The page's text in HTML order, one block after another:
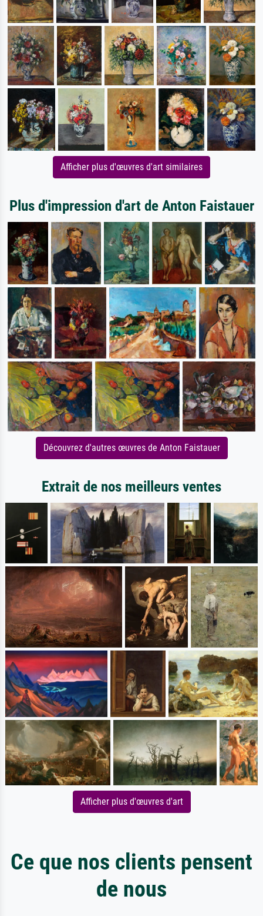
Afficher plus d'œuvres d'art similaires
Plus d'impression d'art de Anton Faistauer
Découvrez d'autres œuvres de Anton Faistauer
Extrait de nos meilleurs ventes
Afficher plus d'œuvres d'art
Ce que nos clients pensent
de nous